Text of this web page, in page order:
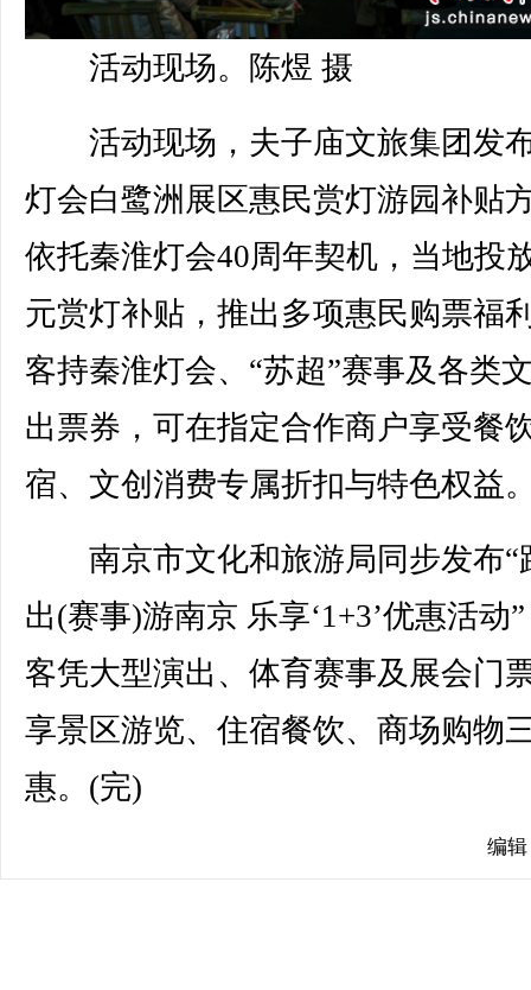
活动现场。陈煜 摄
活动现场，夫子庙文旅集团发
灯会白鹭洲展区惠民赏灯游园补贴
依托秦淮灯会40周年契机，当地投
元赏灯补贴，推出多项惠民购票福
客持秦淮灯会、“苏超”赛事及各类
出票券，可在指定合作商户享受餐
宿、文创消费专属折扣与特色权益
南京市文化和旅游局同步发布“
出(赛事)游南京 乐享‘1+3’优惠活动
客凭大型演出、体育赛事及展会门
享景区游览、住宿餐饮、商场购物
惠。(完)
编